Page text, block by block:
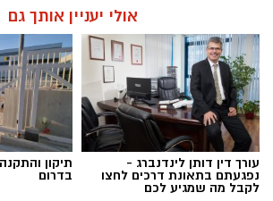
פשיטה על בית הימורים
באשקלון
בלשי תחנת אשקלון יחד עם
איתרו ציוד וכספים ששימשו, על
לניהול הימורים ועיכבו מספר
יוסי פרטוק / 12:17 05.08.26